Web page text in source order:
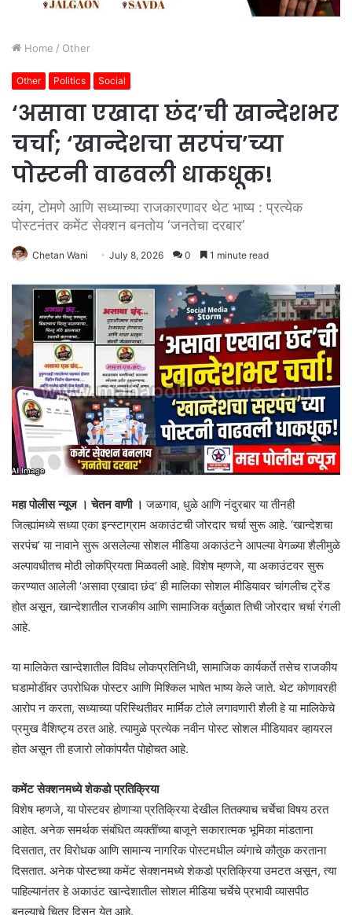
Home / Other
Other Politics Social
‘असावा एखादा छंद’ची खान्देशभर
चर्चा; ‘खान्देशचा सरपंच’च्या
पोस्टनी वाढवली धाकधूक!
व्यंग, टोमणे आणि सध्याच्या राजकारणावर थेट भाष्य : प्रत्येक
पोस्टनंतर कमेंट सेक्शन बनतोय ‘जनतेचा दरबार’
Chetan Wani July 8, 2026 0 1 minute read
महा पोलीस न्यूज । चेतन वाणी । जळगाव, धुळे आणि नंदुरबार या तीनही
जिल्ह्यांमध्ये सध्या एका इन्स्टाग्राम अकाउंटची जोरदार चर्चा सुरू आहे. ‘खान्देशचा
सरपंच’ या नावाने सुरू असलेल्या सोशल मीडिया अकाउंटने आपल्या वेगळ्या शैलीमुळे
अल्पावधीतच मोठी लोकप्रियता मिळवली आहे. विशेष म्हणजे, या अकाउंटवर सुरू
करण्यात आलेली ‘असावा एखादा छंद’ ही मालिका सोशल मीडियावर चांगलीच ट्रेंड
होत असून, खान्देशातील राजकीय आणि सामाजिक वर्तुळात तिची जोरदार चर्चा रंगली
आहे.
या मालिकेत खान्देशातील विविध लोकप्रतिनिधी, सामाजिक कार्यकर्ते तसेच राजकीय
घडामोडींवर उपरोधिक पोस्टर आणि मिश्किल भाषेत भाष्य केले जाते. थेट कोणावरही
आरोप न करता, सध्याच्या परिस्थितीवर मार्मिक टोले लगावणारी शैली हे या मालिकेचे
प्रमुख वैशिष्ट्य ठरत आहे. त्यामुळे प्रत्येक नवीन पोस्ट सोशल मीडियावर व्हायरल
होत असून ती हजारो लोकांपर्यंत पोहोचत आहे.
कमेंट सेक्शनमध्ये शेकडो प्रतिक्रिया
विशेष म्हणजे, या पोस्टवर होणाऱ्या प्रतिक्रिया देखील तितक्याच चर्चेचा विषय ठरत
आहेत. अनेक समर्थक संबंधित व्यक्तींच्या बाजूने सकारात्मक भूमिका मांडताना
दिसतात, तर विरोधक आणि सामान्य नागरिक पोस्टमधील व्यंगाचे कौतुक करताना
दिसतात. अनेक पोस्टच्या कमेंट सेक्शनमध्ये शेकडो प्रतिक्रिया उमटत असून, त्या
पाहिल्यानंतर हे अकाउंट खान्देशातील सोशल मीडिया चर्चेचे प्रभावी व्यासपीठ
बनल्याचे चित्र दिसून येत आहे.